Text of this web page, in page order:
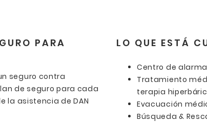
PARA
seguro contra
de seguro para cada
la asistencia de DAN
LO QUE ESTÁ
Centro de
Tratamiento
terapia
Evacuación
Búsqueda &